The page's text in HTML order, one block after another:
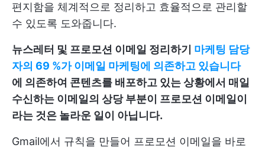
편지함을 체계적으로 정리하고 효율적으로 관리할
수 있도록 도와줍니다.
뉴스레터 및 프로모션 이메일 정리하기 마케팅 담당
자의 69 %가 이메일 마케팅에 의존하고 있습니다
에 의존하여 콘텐츠를 배포하고 있는 상황에서 매일
수신하는 이메일의 상당 부분이 프로모션 이메일이
라는 것은 놀라운 일이 아닙니다.
Gmail에서 규칙을 만들어 프로모션 이메일을 바로